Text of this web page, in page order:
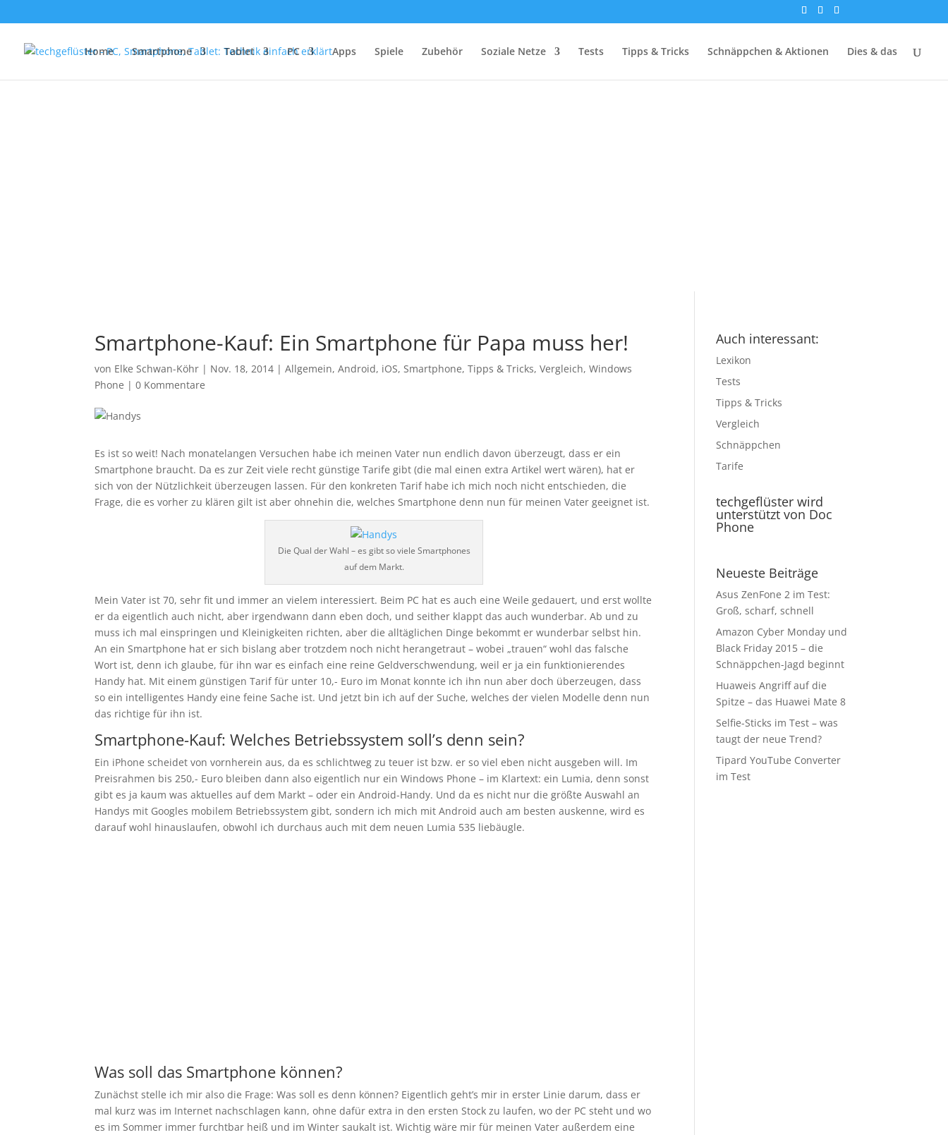
Home Smartphone Tablet PC Apps Spiele Zubehör Soziale Netze Tests Tipps & Tricks Schnäppchen & Aktionen Dies & das
Smartphone-Kauf: Ein Smartphone für Papa muss her!
von Elke Schwan-Köhr | Nov. 18, 2014 |Allgemein,Android, iOS, Smartphone,Tipps & Tricks,Vergleich,Windows
Phone |0 Kommentare
Es ist so weit! Nach monatelangen Versuchen habe ich meinen Vater nun endlich davon überzeugt, dass er ein
Smartphone braucht. Da es zur Zeit viele recht günstige Tarife gibt (die mal einen extra Artikel wert wären), hat er
sich von der Nützlichkeit überzeugen lassen. Für den konkreten Tarif habe ich mich noch nicht entschieden, die
Frage, die es vorher zu klären gilt ist aber ohnehin die, welches Smartphone denn nun für meinen Vater geeignet ist.
Die Qual der Wahl – es gibt so viele Smartphones
auf dem Markt.
Mein Vater ist 70, sehr fit und immer an vielem interessiert. Beim PC hat es auch eine Weile gedauert, und erst wollte
er da eigentlich auch nicht, aber irgendwann dann eben doch, und seither klappt das auch wunderbar. Ab und zu
muss ich mal einspringen und Kleinigkeiten richten, aber die alltäglichen Dinge bekommt er wunderbar selbst hin.
An ein Smartphone hat er sich bislang aber trotzdem noch nicht herangetraut – wobei „trauen“ wohl das falsche
Wort ist, denn ich glaube, für ihn war es einfach eine reine Geldverschwendung, weil er ja ein funktionierendes
Handy hat. Mit einem günstigen Tarif für unter 10,- Euro im Monat konnte ich ihn nun aber doch überzeugen, dass
so ein intelligentes Handy eine feine Sache ist. Und jetzt bin ich auf der Suche, welches der vielen Modelle denn nun
das richtige für ihn ist.
Smartphone-Kauf: Welches Betriebssystem soll’s denn sein?
Ein iPhone scheidet von vornherein aus, da es schlichtweg zu teuer ist bzw. er so viel eben nicht ausgeben will. Im
Preisrahmen bis 250,- Euro bleiben dann also eigentlich nur ein Windows Phone – im Klartext: ein Lumia, denn sonst
gibt es ja kaum was aktuelles auf dem Markt – oder ein Android-Handy. Und da es nicht nur die größte Auswahl an
Handys mit Googles mobilem Betriebssystem gibt, sondern ich mich mit Android auch am besten auskenne, wird es
darauf wohl hinauslaufen, obwohl ich durchaus auch mit dem neuen Lumia 535 liebäugle.
Was soll das Smartphone können?
Zunächst stelle ich mir also die Frage: Was soll es denn können? Eigentlich geht’s mir in erster Linie darum, dass er
mal kurz was im Internet nachschlagen kann, ohne dafür extra in den ersten Stock zu laufen, wo der PC steht und wo
es im Sommer immer furchtbar heiß und im Winter saukalt ist. Wichtig wäre mir für meinen Vater außerdem eine
Auch interessant:
Lexikon
Tests
Tipps & Tricks
Vergleich
Schnäppchen
Tarife
techgeflüster wird
unterstützt von Doc
Phone
Neueste Beiträge
Asus ZenFone 2 im Test:
Groß, scharf, schnell
Amazon Cyber Monday und
Black Friday 2015 – die
Schnäppchen-Jagd beginnt
Huaweis Angriff auf die
Spitze – das Huawei Mate 8
Selfie-Sticks im Test – was
taugt der neue Trend?
Tipard YouTube Converter
im Test